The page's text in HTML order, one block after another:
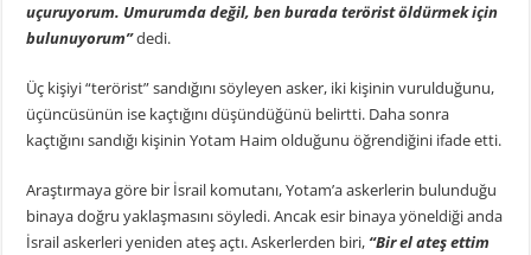
uçuruyorum. Umurumda değil, ben burada terörist öldürmek için
bulunuyorum”dedi.
Üç kişiyi “terörist” sandığını söyleyen asker, iki kişinin vurulduğunu,
üçüncüsünün ise kaçtığını düşündüğünü belirtti. Daha sonra
kaçtığını sandığı kişinin Yotam Haim olduğunu öğrendiğini ifade etti.
Araştırmaya göre bir İsrail komutanı, Yotam’a askerlerin bulunduğu
binaya doğru yaklaşmasını söyledi. Ancak esir binaya yöneldiği anda
İsrail askerleri yeniden ateş açtı. Askerlerden biri, “Bir el ateş ettim